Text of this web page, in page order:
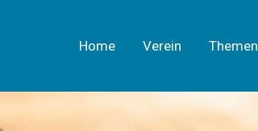
Home Verein Themen